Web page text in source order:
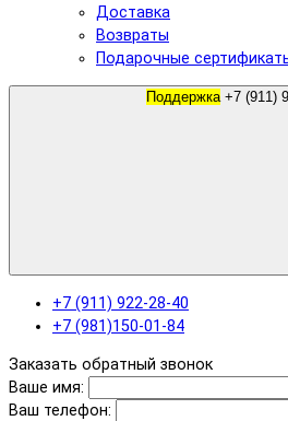
Доставка
Возвраты
Подарочные
Поддержка
+7 (911) 922-28-40
+7 (981)150-01-84
Заказать обратный звонок
Ваше имя:
Ваш телефон: